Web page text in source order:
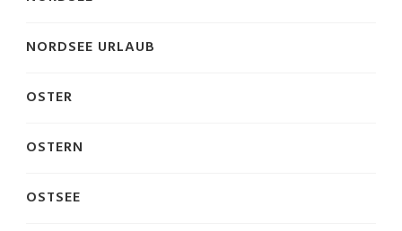
NORDSEE URLAUB
OSTER
OSTERN
OSTSEE